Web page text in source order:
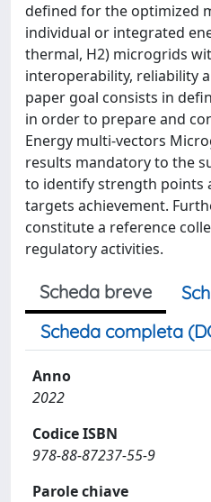
defined for the optimized
individual or integrated
thermal, H2) microgrids
interoperability, reliability
paper goal consists in
in order to prepare and
Energy multi-vectors
results mandatory to the
to identify strength points
targets achievement.
constitute a reference
regulatory activities.
Scheda breve
Scheda completa
Anno
2022
Codice ISBN
978-88-87237-55-9
Parole chiave